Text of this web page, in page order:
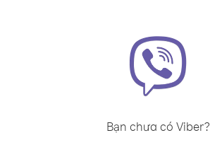
Bạn chưa có Viber?